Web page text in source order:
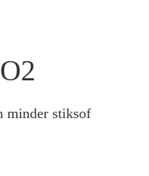
minder stiksof